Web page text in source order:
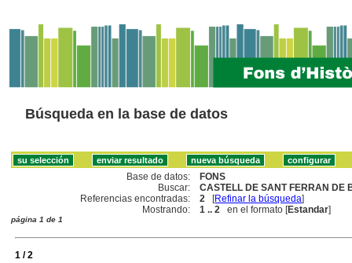
Búsqueda en la base de datos
Base de datos:
FONS
Buscar:
CASTELL DE SANT FERRAN DE
Referencias encontradas:
2 [Refinar la búsqueda]
Mostrando:
1 .. 2 en el formato [Estandar]
página 1 de 1
1 / 2